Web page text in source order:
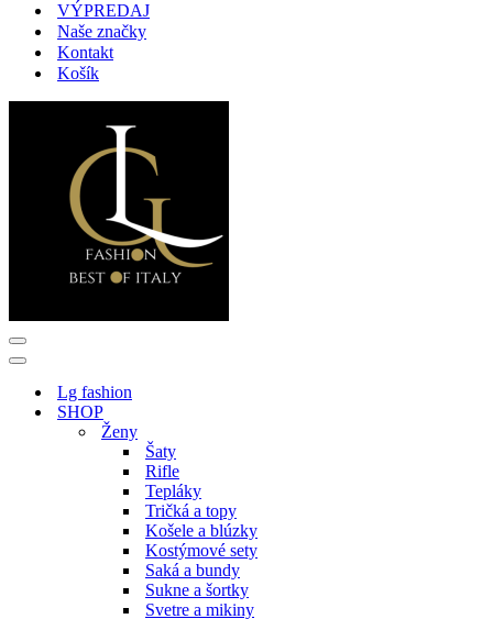
VÝPREDAJ
Naše značky
Kontakt
Košík
Menu
navigácie
Menu
navigácieLg fashion
SHOP
Ženy
Šaty
Rifle
Tepláky
Tričká a topy
Košele a blúzky
Kostýmové sety
Saká a bundy
Sukne a šortky
Svetre a mikiny